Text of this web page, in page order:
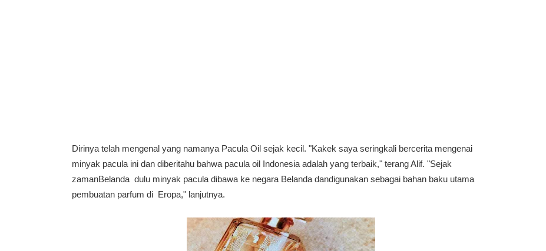
Dirinya telah mengenal yang namanya Pacula Oil sejak kecil. "Kakek saya seringkali bercerita mengenai
minyak pacula ini dan diberitahu bahwa pacula oil Indonesia adalah yang terbaik," terang Alif. "Sejak
zamanBelanda dulu minyak pacula dibawa ke negara Belanda dandigunakan sebagai bahan baku utama
pembuatan parfum di Eropa," lanjutnya.